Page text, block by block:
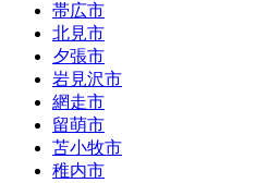
帯広市
北見市
夕張市
岩見沢市
網走市
留萌市
苫小牧市
稚内市